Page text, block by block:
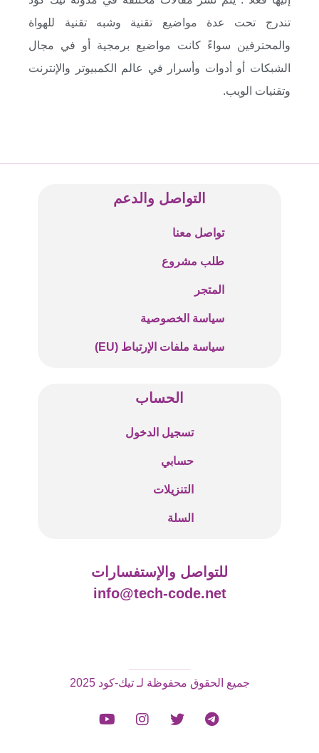
تندرج تحت عدة مواضيع تقنية وشبه تقنية للهواة
والمحترفين سواءً كانت مواضيع برمجية أو في مجال
الشبكات أو أدوات وأسرار في عالم الكمبيوتر والإنترنت
وتقنيات الويب.
التواصل والدعم
تواصل معنا
طلب مشروع
المتجر
سياسة الخصوصية
سياسة ملفات الإرتباط (EU)
الحساب
تسجيل الدخول
حسابي
التنزيلات
السلة
للتواصل والإستفسارات
info@tech-code.net
جميع الحقوق محفوظة لـ تيك-كود 2025